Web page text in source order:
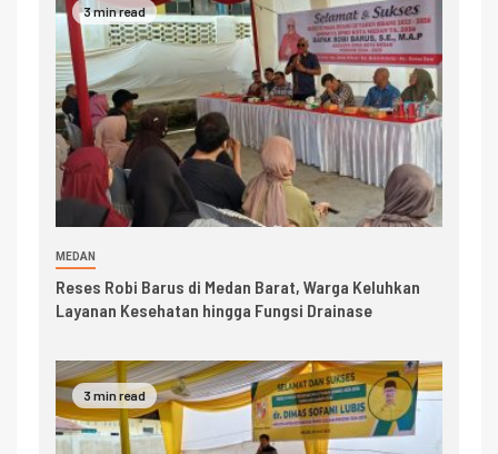
3 min read
MEDAN
Reses Robi Barus di Medan Barat, Warga Keluhkan
Layanan Kesehatan hingga Fungsi Drainase
3 min read